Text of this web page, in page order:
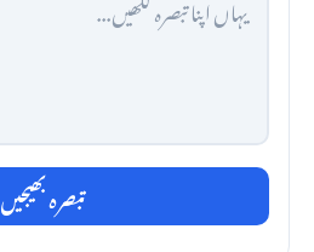
تبصرہ بھیجیں